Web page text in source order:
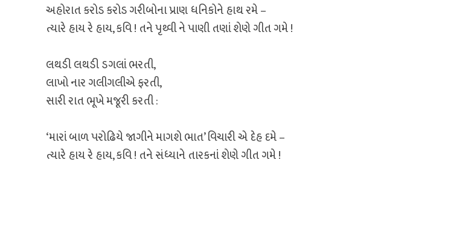
અહોરાત કરોડ કરોડ ગરીબોના પ્રાણ ધનિકોને હાથ રમે –
ત્યારે હાય રે હાય, કવિ ! તને પૃથ્વી ને પાણી તણાં શેણે ગીત ગમે !
લથડી લથડી ડગલાં ભરતી,
લાખો નાર ગલીગલીએ ફરતી,
સારી રાત ભૂખે મજૂરી કરતી :
‘મારાં બાળ પરોઢિયે જાગીને માગશે ભાત’ વિચારી એ દેહ દમે –
ત્યારે હાય રે હાય, કવિ ! તને સંધ્યાને તારકનાં શેણે ગીત ગમે !